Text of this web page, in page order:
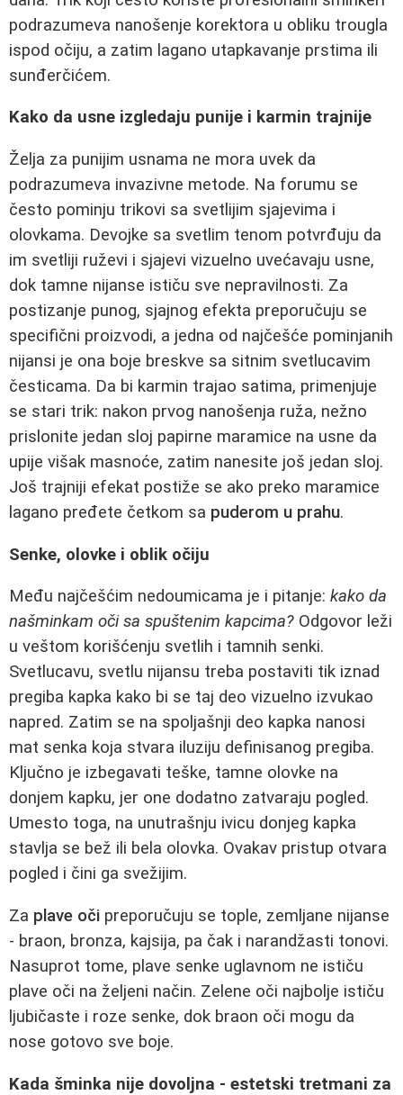
podrazumeva nanošenje korektora u obliku trougla
ispod očiju, a zatim lagano utapkavanje prstima ili
sunđerčićem.
Kako da usne izgledaju punije i karmin trajnije
Želja za punijim usnama ne mora uvek da
podrazumeva invazivne metode. Na forumu se
često pominju trikovi sa svetlijim sjajevima i
olovkama. Devojke sa svetlim tenom potvrđuju da
im svetliji ruževi i sjajevi vizuelno uvećavaju usne,
dok tamne nijanse ističu sve nepravilnosti. Za
postizanje punog, sjajnog efekta preporučuju se
specifični proizvodi, a jedna od najčešće pominjanih
nijansi je ona boje breskve sa sitnim svetlucavim
česticama. Da bi karmin trajao satima, primenjuje
se stari trik: nakon prvog nanošenja ruža, nežno
prislonite jedan sloj papirne maramice na usne da
upije višak masnoće, zatim nanesite još jedan sloj.
Još trajniji efekat postiže se ako preko maramice
lagano pređete četkom sa puderom u prahu.
Senke, olovke i oblik očiju
Među najčešćim nedoumicama je i pitanje: kako da
našminkam oči sa spuštenim kapcima? Odgovor leži
u veštom korišćenju svetlih i tamnih senki.
Svetlucavu, svetlu nijansu treba postaviti tik iznad
pregiba kapka kako bi se taj deo vizuelno izvukao
napred. Zatim se na spoljašnji deo kapka nanosi
mat senka koja stvara iluziju definisanog pregiba.
Ključno je izbegavati teške, tamne olovke na
donjem kapku, jer one dodatno zatvaraju pogled.
Umesto toga, na unutrašnju ivicu donjeg kapka
stavlja se bež ili bela olovka. Ovakav pristup otvara
pogled i čini ga svežijim.
Za plave oči preporučuju se tople, zemljane nijanse
- braon, bronza, kajsija, pa čak i narandžasti tonovi.
Nasuprot tome, plave senke uglavnom ne ističu
plave oči na željeni način. Zelene oči najbolje ističu
ljubičaste i roze senke, dok braon oči mogu da
nose gotovo sve boje.
Kada šminka nije dovoljna - estetski tretmani za